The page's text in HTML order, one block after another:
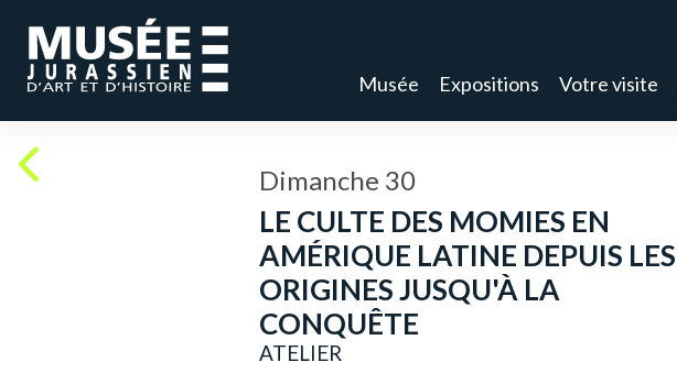
Musée Expositions Votre visite
Dimanche 30
LE CULTE DES MOMIES EN
AMÉRIQUE LATINE DEPUIS LES
ORIGINES JUSQU'À LA
CONQUÊTE
ATELIER